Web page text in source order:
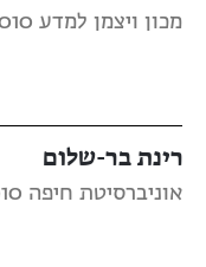
מכון ויצמן למדע 2010
רינת בר-שלום
אוניברסיטת חיפה 2010